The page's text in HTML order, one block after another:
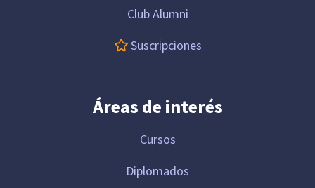
Club Alumni
Suscripciones
Áreas de interés
Cursos
Diplomados